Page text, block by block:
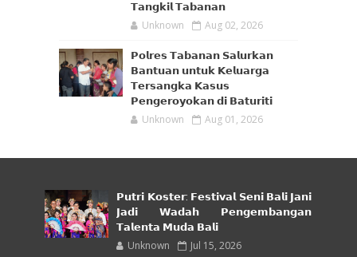
𝗧𝗮𝗻𝗴𝗸𝗶𝗹 𝗧𝗮𝗯𝗮𝗻𝗮𝗻
Unknown Aug 02, 2026
𝗣𝗼𝗹𝗿𝗲𝘀 𝗧𝗮𝗯𝗮𝗻𝗮𝗻 𝗦𝗮𝗹𝘂𝗿𝗸𝗮𝗻
𝗕𝗮𝗻𝘁𝘂𝗮𝗻 𝘂𝗻𝘁𝘂𝗸 𝗞𝗲𝗹𝘂𝗮𝗿𝗴𝗮
𝗧𝗲𝗿𝘀𝗮𝗻𝗴𝗸𝗮 𝗞𝗮𝘀𝘂𝘀
𝗣𝗲𝗻𝗴𝗲𝗿𝗼𝘆𝗼𝗸𝗮𝗻 𝗱𝗶 𝗕𝗮𝘁𝘂𝗿𝗶𝘁𝗶
Unknown Aug 01, 2026
𝗣𝘂𝘁𝗿𝗶 𝗞𝗼𝘀𝘁𝗲𝗿: 𝗙𝗲𝘀𝘁𝗶𝘃𝗮𝗹 𝗦𝗲𝗻𝗶 𝗕𝗮𝗹𝗶 𝗝𝗮𝗻𝗶
𝗝𝗮𝗱𝗶 𝗪𝗮𝗱𝗮𝗵 𝗣𝗲𝗻𝗴𝗲𝗺𝗯𝗮𝗻𝗴𝗮𝗻
𝗧𝗮𝗹𝗲𝗻𝘁𝗮 𝗠𝘂𝗱𝗮 𝗕𝗮𝗹𝗶
Unknown Jul 15, 2026